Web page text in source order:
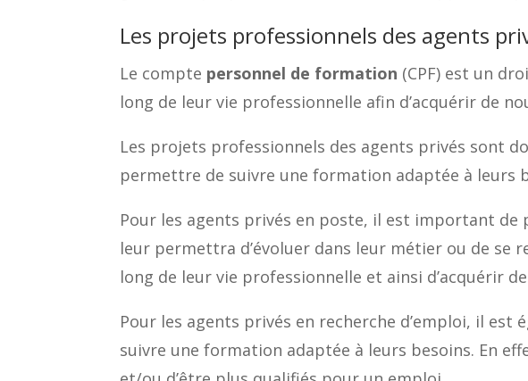
Les projets professionnels des agents
Le compte personnel de formation (CPF) est un
long de leur vie professionnelle afin d’acquérir de
Les projets professionnels des agents privés sont
permettre de suivre une formation adaptée à leurs
Pour les agents privés en poste, il est important de
leur permettra d’évoluer dans leur métier ou de se
long de leur vie professionnelle et ainsi d’acquérir
Pour les agents privés en recherche d’emploi, il
suivre une formation adaptée à leurs besoins. En